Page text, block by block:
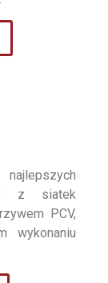
z siatek
PCV,
wykonaniu